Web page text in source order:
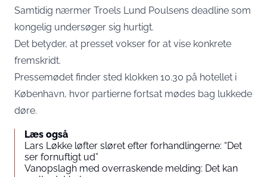
Samtidig nærmer Troels Lund Poulsens deadline som
kongelig undersøger sig hurtigt.
Det betyder, at presset vokser for at vise konkrete
fremskridt.
Pressemødet finder sted klokken 10.30 på hotellet i
København, hvor partierne fortsat mødes bag lukkede
døre.
Læs også
Lars Løkke løfter sløret efter forhandlingerne: “Det
ser fornuftigt ud”
​​Vanopslagh med overraskende melding: Det kan